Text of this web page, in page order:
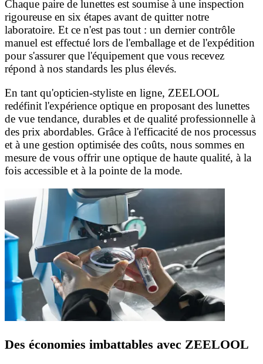
Chaque paire de lunettes est soumise à une inspection
rigoureuse en six étapes avant de quitter notre
laboratoire. Et ce n'est pas tout : un dernier contrôle
manuel est effectué lors de l'emballage et de l'expédition
pour s'assurer que l'équipement que vous recevez
répond à nos standards les plus élevés.
En tant qu'opticien-styliste en ligne, ZEELOOL
redéfinit l'expérience optique en proposant des lunettes
de vue tendance, durables et de qualité professionnelle à
des prix abordables. Grâce à l'efficacité de nos processus
et à une gestion optimisée des coûts, nous sommes en
mesure de vous offrir une optique de haute qualité, à la
fois accessible et à la pointe de la mode.
Des économies imbattables avec ZEELOOL